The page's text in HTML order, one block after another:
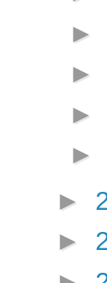
►
►
►
►
►
►